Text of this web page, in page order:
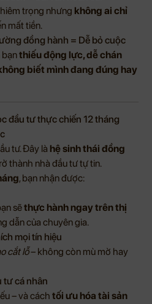
trọng nhưng không ai chỉ
mất tiền.
đồng hành = Dễ bỏ cuộc
thiếu động lực, dễ chán
biết mình đang đúng hay
đầu tư thực chiến 12 tháng
tư. Đây là hệ sinh thái đồng
thành nhà đầu tư tự tin.
, bạn nhận được:
sẽthực hành ngay trên thị
dẫn của chuyên gia.
mọi tín hiệu
cắt lỗ– không còn mù mờ hay
tư cá nhân
– và cách tối ưu hóa tài sản